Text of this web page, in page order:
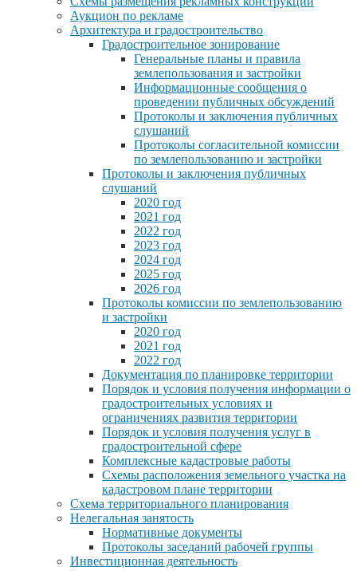
Аукцион по рекламе
Архитектура и градостроительство
Градостроительное зонирование
Генеральные планы и правила
землепользования и застройки
Информационные сообщения о
проведении публичных обсуждений
Протоколы и заключения публичных
слушаний
Протоколы согласительной комиссии
по землепользованию и застройки
Протоколы и заключения публичных
слушаний
2020 год
2021 год
2022 год
2023 год
2024 год
2025 год
2026 год
Протоколы комиссии по землепользованию
и застройки
2020 год
2021 год
2022 год
Документация по планировке территории
Порядок и условия получения информации о
градостроительных условиях и
ограничениях развития территории
Порядок и условия получения услуг в
градостроительной сфере
Комплексные кадастровые работы
Схемы расположения земельного участка на
кадастровом плане территории
Схема территориального планирования
Нелегальная занятость
Нормативные документы
Протоколы заседаний рабочей группы
Инвестиционная деятельность